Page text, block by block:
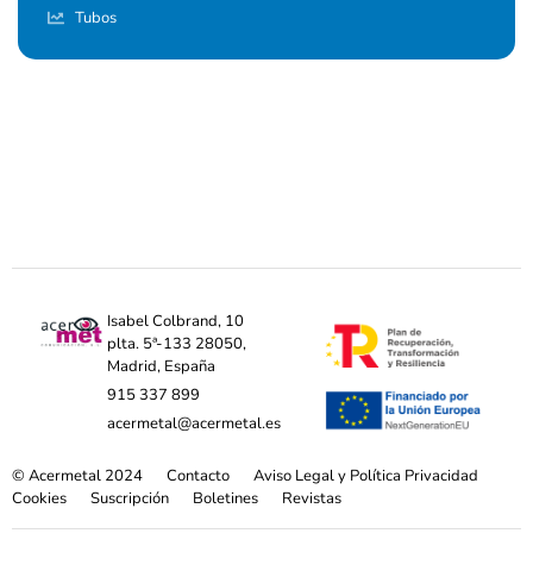
Tubos
Isabel Colbrand, 10
plta. 5ª-133 28050,
Madrid, España
915 337 899
acermetal@acermetal.es
© Acermetal 2024 Contacto
Aviso Legal y Política Privacidad
Cookies
Suscripción Boletines Revistas